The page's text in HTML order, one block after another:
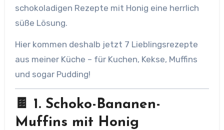
schokoladigen Rezepte mit Honig eine herrlich
süße Lösung.
Hier kommen deshalb jetzt 7 Lieblingsrezepte
aus meiner Küche – für Kuchen, Kekse, Muffins
und sogar Pudding!
🍫 1. Schoko-Bananen-
Muffins mit Honig